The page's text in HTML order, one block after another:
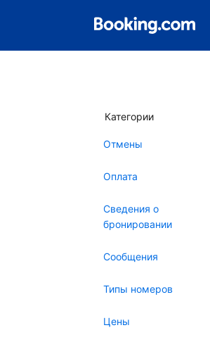
Категории
Отмены
Оплата
Сведения о
бронировании
Сообщения
Типы номеров
Цены